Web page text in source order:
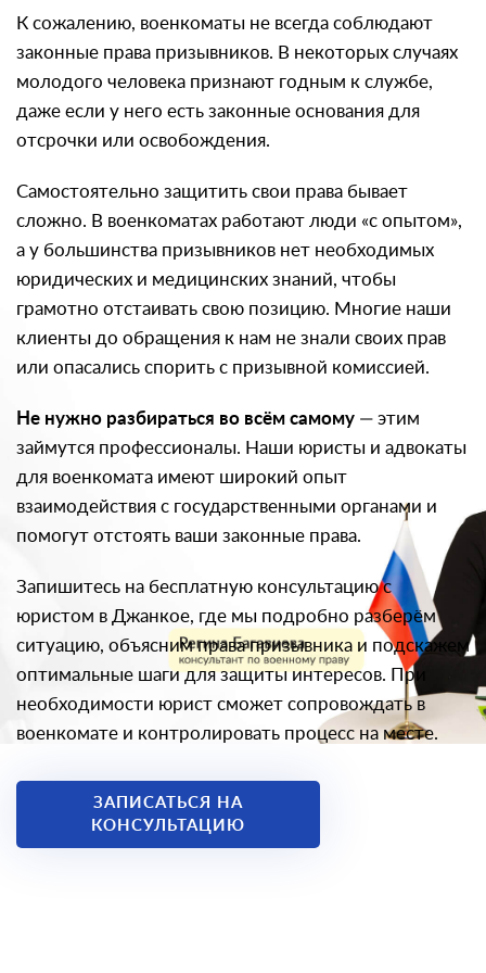
К сожалению, военкоматы не всегда соблюдают
законные права призывников. В некоторых случаях
молодого человека признают годным к службе,
даже если у него есть законные основания для
отсрочки или освобождения.
Самостоятельно защитить свои права бывает
сложно. В военкоматах работают люди «с опытом»,
а у большинства призывников нет необходимых
юридических и медицинских знаний, чтобы
грамотно отстаивать свою позицию. Многие наши
клиенты до обращения к нам не знали своих прав
или опасались спорить с призывной комиссией.
Не нужно разбираться во всём самому — этим
займутся профессионалы. Наши юристы и адвокаты
для военкомата имеют широкий опыт
взаимодействия с государственными органами и
помогут отстоять ваши законные права.
Запишитесь на бесплатную консультацию с
юристом в Джанкое, где мы подробно разберём
ситуацию, объясним права призывника и подскажем
оптимальные шаги для защиты интересов. При
необходимости юрист сможет сопровождать в
военкомате и контролировать процесс на месте.
ЗАПИСАТЬСЯ НА
КОНСУЛЬТАЦИЮ